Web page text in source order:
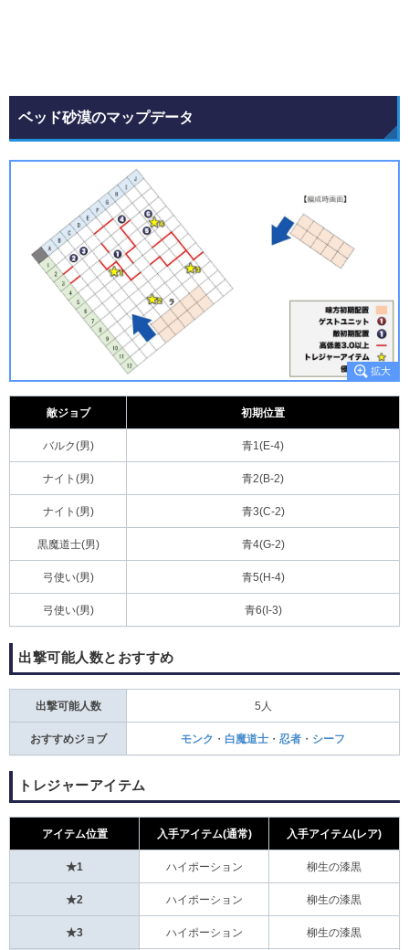
ベッド砂漠のマップデータ
敵ジョブ 初期位置
バルク(男) 青1(E-4)
ナイト(男) 青2(B-2)
ナイト(男) 青3(C-2)
黒魔道士(男) 青4(G-2)
弓使い(男) 青5(H-4)
弓使い(男) 青6(I-3)
出撃可能人数とおすすめ
出撃可能人数 5人
おすすめジョブ モンク ・ 白魔道士 ・ 忍者 ・ シーフ
トレジャーアイテム
アイテム位置 入手アイテム(通常) 入手アイテム(レア)
★1 ハイポーション 柳生の漆黒
★2 ハイポーション 柳生の漆黒
★3 ハイポーション 柳生の漆黒